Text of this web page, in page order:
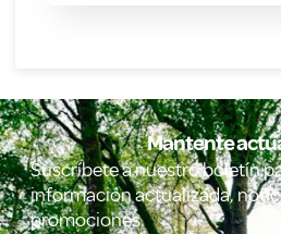
Mantente
Suscríbete a nuestro boletín
información actualizada,
promociones.